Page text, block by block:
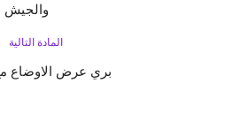
والجيش
المادة التالية
بري عرض الاوضاع